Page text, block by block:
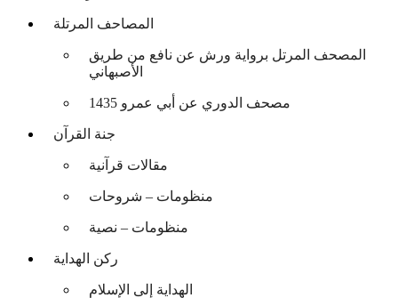
المصاحف المرتلة
المصحف المرتل برواية ورش عن نافع من طريق
الأصبهاني
مصحف الدوري عن أبي عمرو 1435
جنة القرآن
مقالات قرآنية
منظومات – شروحات
منظومات – نصية
ركن الهداية
الهداية إلى الإسلام